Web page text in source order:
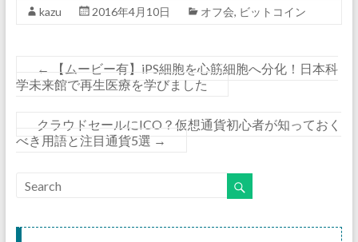
kazu 2016年4月10日 オフ会, ビットコイン
←
【ムービー有】iPS細胞を心筋細胞へ分化！日本科
学未来館で再生医療を学びました
クラウドセールにICO？仮想通貨初心者が知っておく
べき用語と注目通貨5選 →